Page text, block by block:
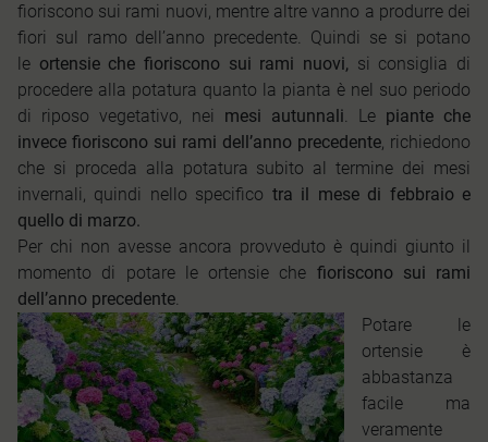
fioriscono sui rami nuovi, mentre altre vanno a produrre dei
fiori sul ramo dell’anno precedente. Quindi se si potano
le ortensie che fioriscono sui rami nuovi, si consiglia di
procedere alla potatura quanto la pianta è nel suo periodo
di riposo vegetativo, nei mesi autunnali. Le piante che
invece fioriscono sui rami dell’anno precedente, richiedono
che si proceda alla potatura subito al termine dei mesi
invernali, quindi nello specifico tra il mese di febbraio e
quello di marzo.
Per chi non avesse ancora provveduto è quindi giunto il
momento di potare le ortensie che fioriscono sui rami
dell’anno precedente.
Potare le
ortensie è
abbastanza
facile ma
veramente